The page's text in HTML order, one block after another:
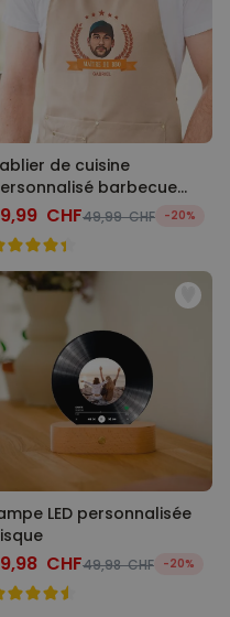
de cuisine
barbecue
photo
CHF49,99 CHF -20%
LED personnalisée
CHF49,98 CHF -20%